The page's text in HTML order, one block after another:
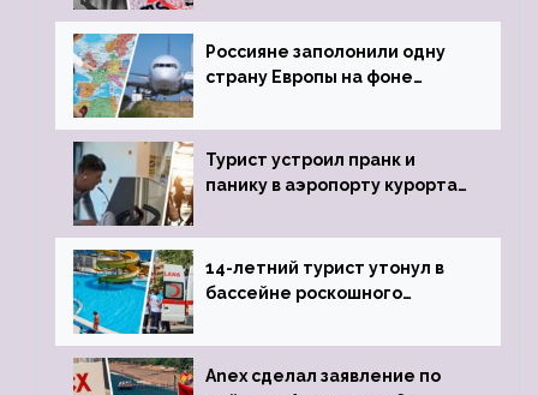
Россияне заполонили одну
страну Европы на фоне
виз
Турист устроил пранк и
панику в аэропорту курорта,
задержке рейса
14-летний турист утонул в
бассейне роскошного
Anex сделал заявление по